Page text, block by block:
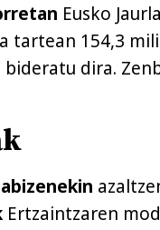
Eusko
tartean 154,3
dira.
Ertzaintzaren